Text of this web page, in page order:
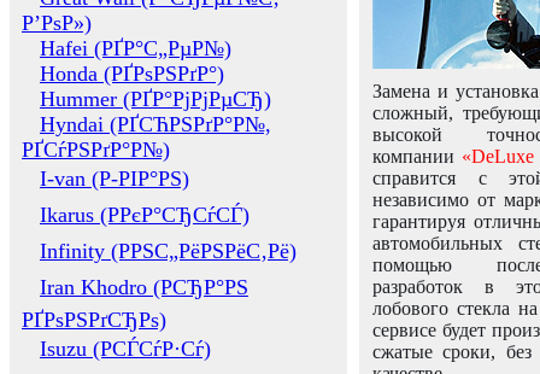
Р’РѕР»)
Hafei (РҐР°С„РµР№)
Honda (РҐРѕРЅРґР°)
Hummer (РҐР°РјРјРµСЂ)
Hyndai (РҐСЋРЅРґР°Р№,
РҐСѓРЅРґР°Р№)
I-van (Р-РІР°РЅ)
Ikarus (РРєР°СЂСѓСЃ)
Infinity (РРЅС„РёРЅРёС‚Рё)
Iran Khodro (РСЂР°РЅ
РҐРѕРЅРґСЂРѕ)
Isuzu (РСЃСѓР·Сѓ)
Замена и
сложный,
высокой
компании «DeLuxe
справится с
независимо от
гарантируя
автомобильных
помощью
разработок в
лобового стекла
сервисе будет
сжатые сроки,